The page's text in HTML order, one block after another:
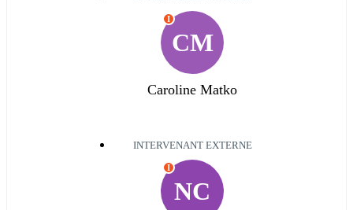
CM
I
Caroline Matko
INTERVENANT EXTERNE
NC
I